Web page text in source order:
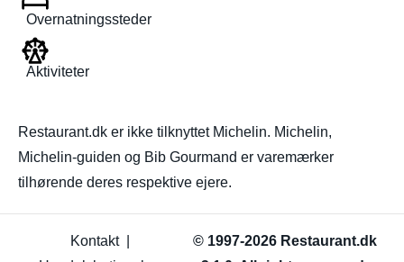
Overnatningssteder
Aktiviteter
Restaurant.dk er ikke tilknyttet Michelin. Michelin,
Michelin-guiden og Bib Gourmand er varemærker
tilhørende deres respektive ejere.
© 1997-2026 Restaurant.dk
Kontakt|